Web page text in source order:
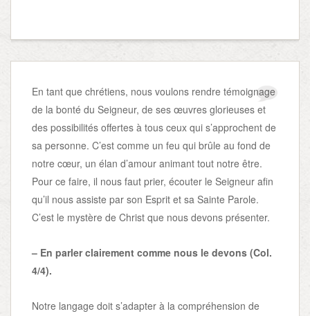
En tant que chrétiens, nous voulons rendre témoignage
de la bonté du Seigneur, de ses œuvres glorieuses et
des possibilités offertes à tous ceux qui s’approchent de
sa personne. C’est comme un feu qui brûle au fond de
notre cœur, un élan d’amour animant tout notre être.
Pour ce faire, il nous faut prier, écouter le Seigneur afin
qu’il nous assiste par son Esprit et sa Sainte Parole.
C’est le mystère de Christ que nous devons présenter.
– En parler clairement comme nous le devons (Col.
4/4).
Notre langage doit s’adapter à la compréhension de